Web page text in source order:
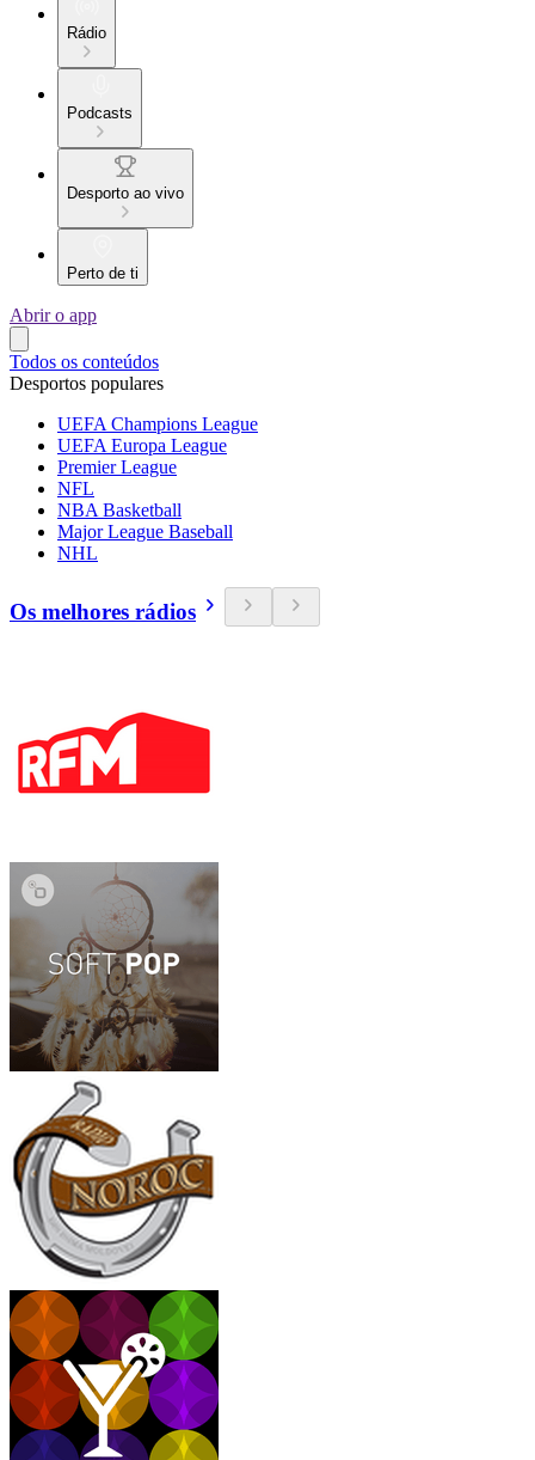
Rádio
Podcasts
Desporto ao vivo
Perto de ti
Abrir o app
Todos os conteúdos
Desportos populares
UEFA Champions League
UEFA Europa League
Premier League
NFL
NBA Basketball
Major League Baseball
NHL
Os melhores rádios